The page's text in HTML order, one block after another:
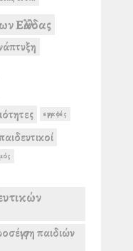
Ελλάδας
εγγραφές
παιδιών